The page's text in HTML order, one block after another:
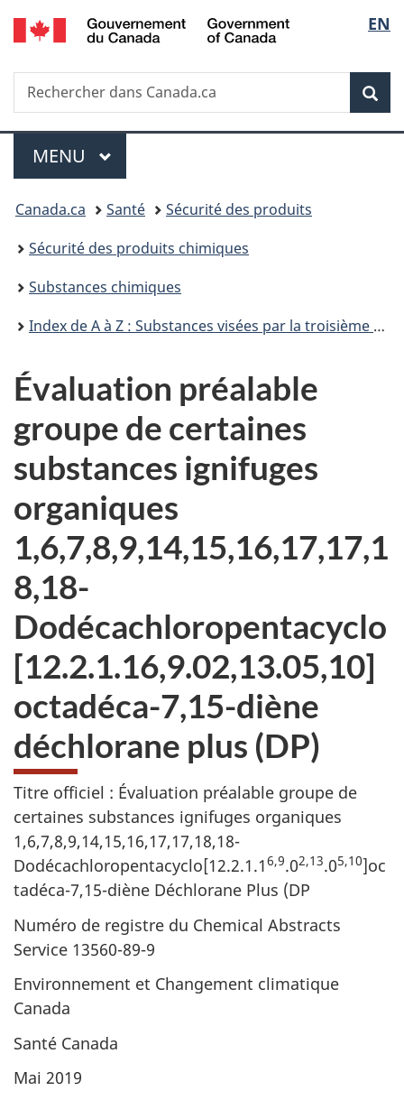
Passer
au
principal
Passer
à
Au
du
Passer
à
version
simplifiée
de
la
EN
Recherche
Rechercher
dans
Menu
MENU PRINCIPAL
Vous
êtes
ici :
Canada.ca Santé
Sécurité des produits
Sécurité des produits chimiques
Substances chimiques
Index de A à Z : Substances visées par la troisième phase du Plan de gestion des produits chimiques
Évaluation préalable
groupe de certaines
substances ignifuges
organiques
1,6,7,8,9,14,15,16,17,17,1
8,18-
Dodécachloropentacyclo
[12.2.1.16,9.02,13.05,10]
octadéca-7,15-diène
déchlorane plus (DP)
Titre officiel : Évaluation préalable groupe de
certaines substances ignifuges organiques
1,6,7,8,9,14,15,16,17,17,18,18-
Dodécachloropentacyclo[12.2.1.16,9.02,13.05,10]oc
tadéca-7,15-diène Déchlorane Plus (DP
Numéro de registre du Chemical Abstracts
Service 13560-89-9
Environnement et Changement climatique
Canada
Santé Canada
Mai 2019